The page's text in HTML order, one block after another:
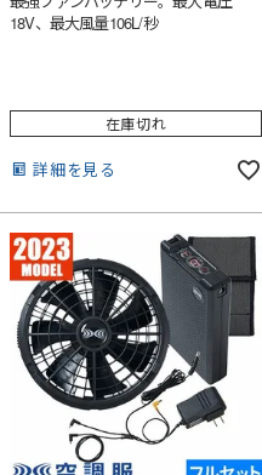
18V、最大風量106L/秒
在庫切れ
詳細を見る